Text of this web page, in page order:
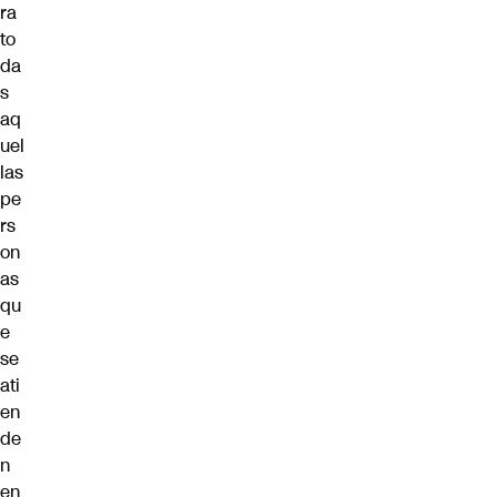
ra
to
da
s
aq
uel
las
pe
rs
on
as
qu
e
se
ati
en
de
n
en